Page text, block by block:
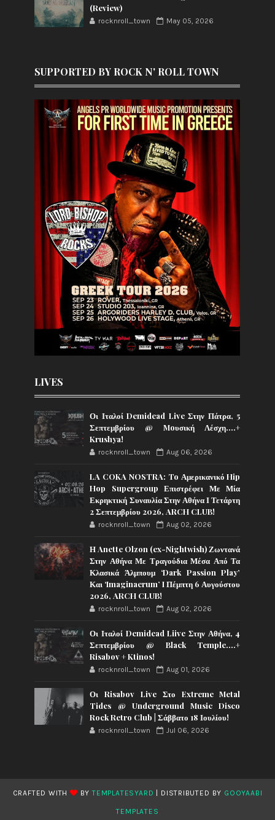
(Review)
rocknroll_town May 05, 2026
SUPPORTED BY ROCK N' ROLL TOWN
LIVES
Οι Ιταλοί Demidead Live Στην Πάτρα, 5
Σεπτεμβρίου @ Moυσική Λέσχη….+
Krushya!
rocknroll_town Aug 06, 2026
LA COKA NOSTRA: To Αμερικανικό Hip
Hop Supergroup Επιστρέφει Με Μία
Εκρηκτική Συναυλία Στην Αθήνα Ι Τετάρτη
2 Σεπτεμβρίου 2026, ARCH CLUB!
rocknroll_town Aug 02, 2026
Η Anette Olzon (ex-Nightwish) Ζωντανά
Στην Αθήνα Με Τραγούδια Μέσα Από Τα
Κλασικά Άλμπουμ ‘Dark Passion Play’
Και ‘Imaginaerum’ I Πέμπτη 6 Αυγούστου
2026, ARCH CLUB!
rocknroll_town Aug 02, 2026
Οι Ιταλοί Demidead Liive Στην Αθήνα, 4
Σεπτεμβρίου @ Black Temple….+
Risabov + Ktinos!
rocknroll_town Aug 01, 2026
Οι Risabov Live Στο Extreme Metal
Tides @ Underground Music Disco
Rock Retro Club | Σάββατο 18 Ιουλίου!
rocknroll_town Jul 06, 2026
CRAFTED WITH BYTEMPLATESYARD | DISTRIBUTED BY GOOYAABI
TEMPLATES